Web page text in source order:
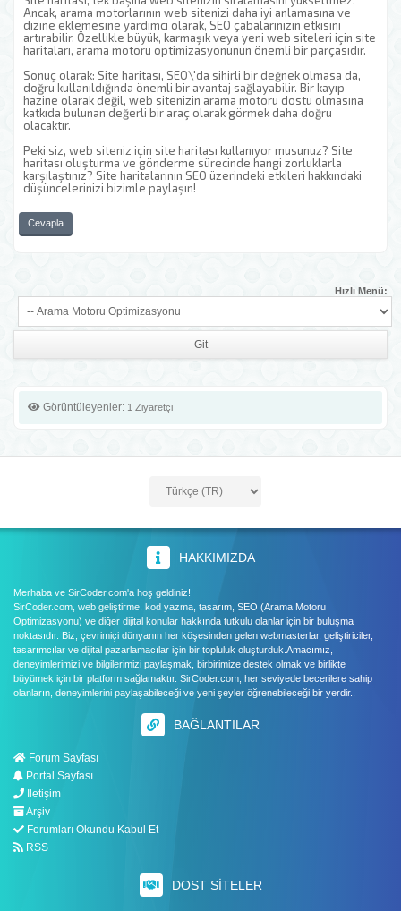
Ancak, arama motorlarının web sitenizi daha iyi anlamasına ve
dizine eklemesine yardımcı olarak, SEO çabalarınızın etkisini
artırabilir. Özellikle büyük, karmaşık veya yeni web siteleri için site
haritaları, arama motoru optimizasyonunun önemli bir parçasıdır.
Sonuç olarak: Site haritası, SEO\'da sihirli bir değnek olmasa da,
doğru kullanıldığında önemli bir avantaj sağlayabilir. Bir kayıp
hazine olarak değil, web sitenizin arama motoru dostu olmasına
katkıda bulunan değerli bir araç olarak görmek daha doğru
olacaktır.
Peki siz, web siteniz için site haritası kullanıyor musunuz? Site
haritası oluşturma ve gönderme sürecinde hangi zorluklarla
karşılaştınız? Site haritalarının SEO üzerindeki etkileri hakkındaki
düşüncelerinizi bizimle paylaşın!
Cevapla
Hızlı Menü:
Görüntüleyenler: 1 Ziyaretçi
HAKKIMIZDA
Merhaba ve SirCoder.com'a hoş geldiniz!
SirCoder.com, web geliştirme, kod yazma, tasarım, SEO (Arama Motoru
Optimizasyonu) ve diğer dijital konular hakkında tutkulu olanlar için bir buluşma
noktasıdır. Biz, çevrimiçi dünyanın her köşesinden gelen webmasterlar, geliştiriciler,
tasarımcılar ve dijital pazarlamacılar için bir topluluk oluşturduk.Amacımız,
deneyimlerimizi ve bilgilerimizi paylaşmak, birbirimize destek olmak ve birlikte
büyümek için bir platform sağlamaktır. SirCoder.com, her seviyede becerilere sahip
olanların, deneyimlerini paylaşabileceği ve yeni şeyler öğrenebileceği bir yerdir..
BAĞLANTILAR
Forum Sayfası
Portal Sayfası
İletişim
Arşiv
Forumları Okundu Kabul Et
RSS
DOST SITELER